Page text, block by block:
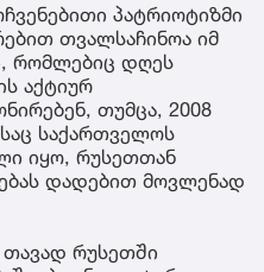
პატრიოტიზმი
თვალსაჩინოა იმ
რომლებიც დღეს
აქტიურ
თუმცა, 2008
საქართველოს
იყო, რუსეთთან
დადებით მოვლენად
რუსეთში